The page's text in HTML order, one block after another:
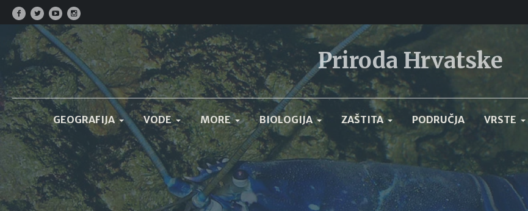
Priroda Hrvatske
GEOGRAFIJA VODE MORE BIOLOGIJA ZAŠTITA PODRUČJA VRSTE